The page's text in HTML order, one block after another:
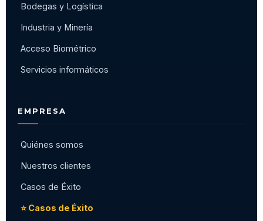
Bodegas y Logística
Industria y Minería
Acceso Biométrico
Servicios informáticos
EMPRESA
Quiénes somos
Nuestros clientes
Casos de Éxito
⭐ Casos de Éxito